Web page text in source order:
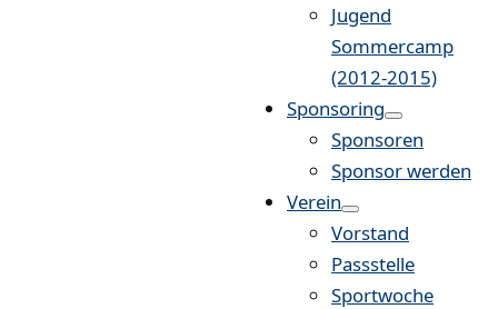
Jugend
Sommercamp
(2012-2015)
Sponsoring
Sponsoren
Sponsor werden
Verein
Vorstand
Passstelle
Sportwoche